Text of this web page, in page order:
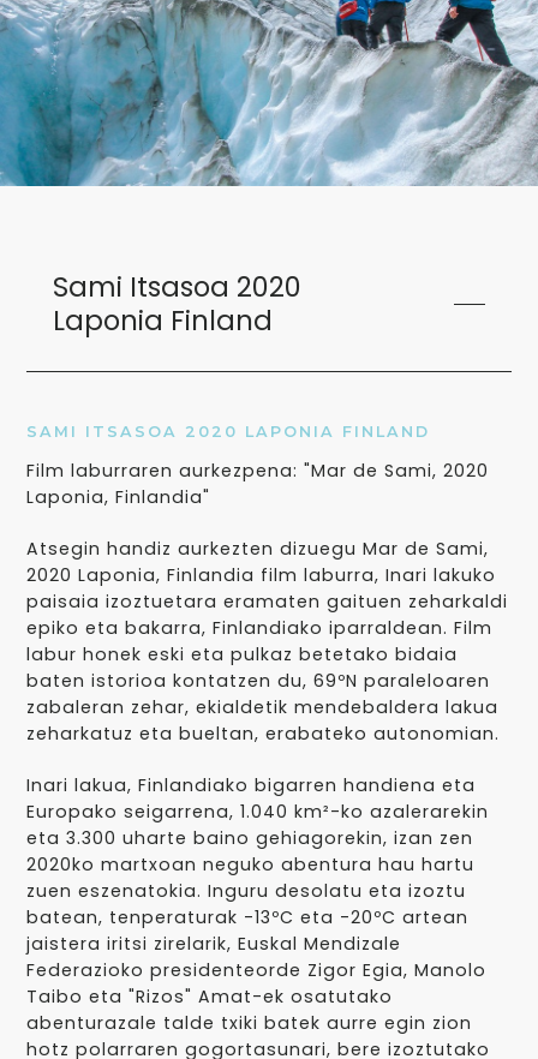
Sami Itsasoa 2020
Laponia Finland
SAMI ITSASOA 2020 LAPONIA FINLAND
Film laburraren aurkezpena: "Mar de Sami, 2020
Laponia, Finlandia"
Atsegin handiz aurkezten dizuegu Mar de Sami,
2020 Laponia, Finlandia film laburra, Inari lakuko
paisaia izoztuetara eramaten gaituen zeharkaldi
epiko eta bakarra, Finlandiako iparraldean. Film
labur honek eski eta pulkaz betetako bidaia
baten istorioa kontatzen du, 69ºN paraleloaren
zabaleran zehar, ekialdetik mendebaldera lakua
zeharkatuz eta bueltan, erabateko autonomian.
Inari lakua, Finlandiako bigarren handiena eta
Europako seigarrena, 1.040 km²-ko azalerarekin
eta 3.300 uharte baino gehiagorekin, izan zen
2020ko martxoan neguko abentura hau hartu
zuen eszenatokia. Inguru desolatu eta izoztu
batean, tenperaturak -13ºC eta -20ºC artean
jaistera iritsi zirelarik, Euskal Mendizale
Federazioko presidenteorde Zigor Egia, Manolo
Taibo eta "Rizos" Amat-ek osatutako
abenturazale talde txiki batek aurre egin zion
hotz polarraren gogortasunari, bere izoztutako